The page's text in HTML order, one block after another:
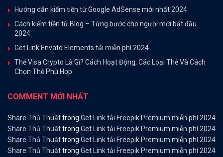
Hướng dẫn kiếm tiền từ Google AdSense mới nhất 2024
Cách kiếm tiền từ Blog – Từng bước cho người mới bắt đầu
2024
Get Link Envato Elements tải miễn phí 2024
Thẻ Visa Crypto Là Gì? Cách Hoạt Động, Các Loại Thẻ Và Cách
Chọn Thẻ Phù Hợp
COMMENT MỚI NHẤT
Share Thủ Thuậttrong Get Link tải Freepik Premium miễn phí 2024
Share Thủ Thuậttrong Get Link tải Freepik Premium miễn phí 2024
Share Thủ Thuậttrong Get Link tải Freepik Premium miễn phí 2024
Share Thủ Thuậttrong Get Link tải Freepik Premium miễn phí 2024